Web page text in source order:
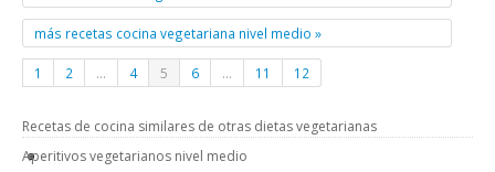
más recetas cocina vegetariana nivel medio »
1 2 … 4 5 6 … 11 12
Recetas de cocina similares de otras dietas vegetarianas
Aperitivos vegetarianos nivel medio